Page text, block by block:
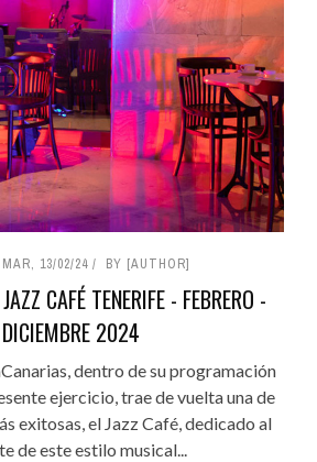
MAR, 13/02/24 BY [AUTHOR]
CAFÉ TENERIFE - FEBRERO -
DICIEMBRE 2024
dentro de su programación
ejercicio, trae de vuelta una de
exitosas, el Jazz Café, dedicado al
de este estilo musical...